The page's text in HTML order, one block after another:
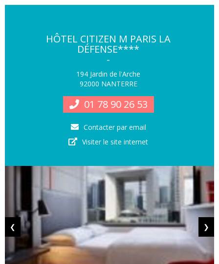
HÔTEL CITIZEN M PARIS LA
DÉFENSE****
-
194 Jardin de l'Arche
92000 NANTERRE
01 78 90 26 53
Contacter par email
Visiter le site internet
❮ ❯